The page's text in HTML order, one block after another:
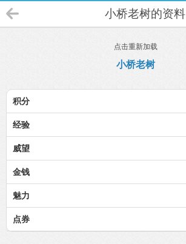
小桥老树的资料
点击重新加载
小桥老树
积分
经验
威望
金钱
魅力
点券